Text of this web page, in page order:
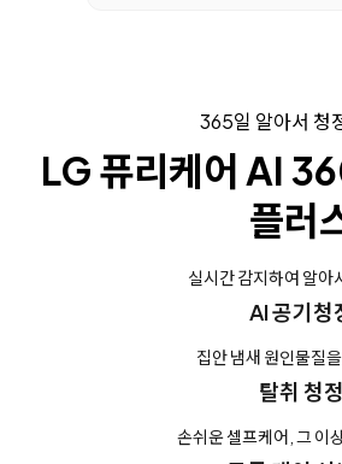
365일 알아서 청
LG 퓨리케어 AI
플러
실시간 감지하여 알아
AI 공기청
집안 냄새 원인물질
탈취 청정
손쉬운 셀프케어, 그 이